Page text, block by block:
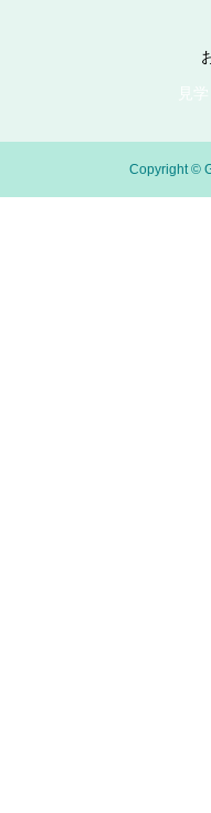
見
Copyright ©